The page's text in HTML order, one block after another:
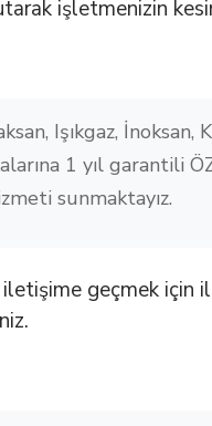
işletmenizin
Işıkgaz, İnoksan,
1 yıl garantili
sunmaktayız.
geçmek için